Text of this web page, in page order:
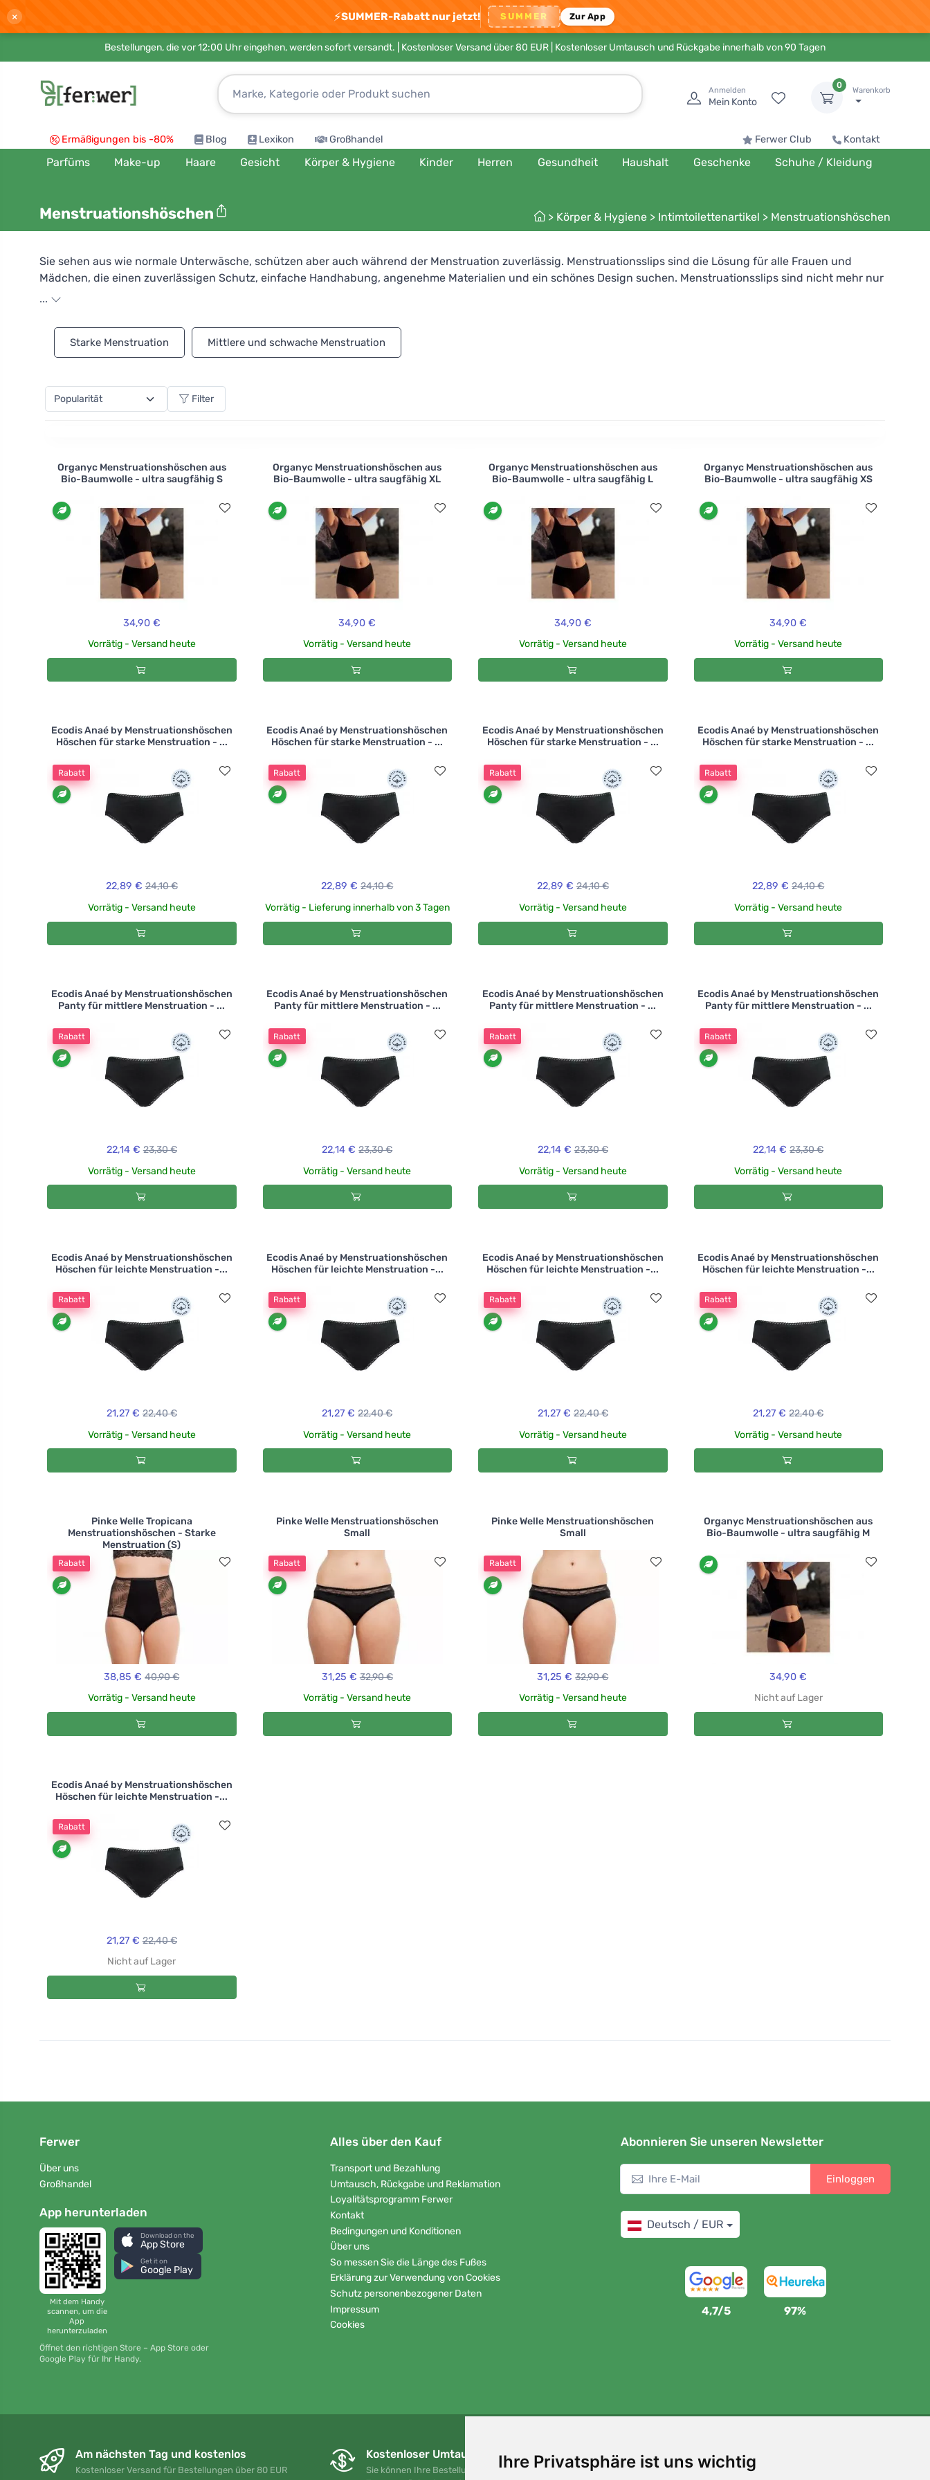
Ihre Privatsphäre ist uns wichtig
× ⚡SUMMER-Rabatt nur jetzt! SUMMER Zur App
Bestellungen, die vor 12:00 Uhr eingehen, werden sofort versandt. | Kostenloser Versand über 80 EUR | Kostenloser Umtausch und Rückgabe innerhalb von 90 Tagen
Anmelden
Mein Konto
0
Warenkorb
Ermäßigungen bis -80% Blog Lexikon Großhandel Ferwer Club Kontakt
Parfüms Make-up Haare Gesicht Körper & Hygiene Kinder Herren Gesundheit Haushalt Geschenke Schuhe / Kleidung
> Körper & Hygiene > Intimtoilettenartikel > Menstruationshöschen
Menstruationshöschen
Sie sehen aus wie normale Unterwäsche, schützen aber auch während der Menstruation zuverlässig. Menstruationsslips sind die Lösung für alle Frauen und
Mädchen, die einen zuverlässigen Schutz, einfache Handhabung, angenehme Materialien und ein schönes Design suchen. Menstruationsslips sind nicht mehr nur
schwarze Slips mit hoher Taille. Bei Ferwer finden Sie eine breite Palette von Schnitten und Farben. Sie können zum Beispiel zwischen roten Höschen,
dem Gebrauch waschen Sie sie mit der Hand in kaltem Wasser, dann geben Sie sie in eine normale Waschmaschine und lassen sie frei trocknen.
...
Starke Menstruation Mittlere und schwache Menstruation
Filter
Organyc Menstruationshöschen aus
Bio-Baumwolle - ultra saugfähig S
34,90 €
Vorrätig - Versand heute
Organyc Menstruationshöschen aus
Bio-Baumwolle - ultra saugfähig XL
34,90 €
Vorrätig - Versand heute
Organyc Menstruationshöschen aus
Bio-Baumwolle - ultra saugfähig L
34,90 €
Vorrätig - Versand heute
Organyc Menstruationshöschen aus
Bio-Baumwolle - ultra saugfähig XS
34,90 €
Vorrätig - Versand heute
Ecodis Anaé by Menstruationshöschen
Höschen für starke Menstruation - ...
Rabatt
22,89 € 24,10 €
Vorrätig - Versand heute
Ecodis Anaé by Menstruationshöschen
Höschen für starke Menstruation - ...
Rabatt
22,89 € 24,10 €
Vorrätig - Lieferung innerhalb von 3 Tagen
Ecodis Anaé by Menstruationshöschen
Höschen für starke Menstruation - ...
Rabatt
22,89 € 24,10 €
Vorrätig - Versand heute
Ecodis Anaé by Menstruationshöschen
Höschen für starke Menstruation - ...
Rabatt
22,89 € 24,10 €
Vorrätig - Versand heute
Ecodis Anaé by Menstruationshöschen
Panty für mittlere Menstruation - ...
Rabatt
22,14 € 23,30 €
Vorrätig - Versand heute
Ecodis Anaé by Menstruationshöschen
Panty für mittlere Menstruation - ...
Rabatt
22,14 € 23,30 €
Vorrätig - Versand heute
Ecodis Anaé by Menstruationshöschen
Panty für mittlere Menstruation - ...
Rabatt
22,14 € 23,30 €
Vorrätig - Versand heute
Ecodis Anaé by Menstruationshöschen
Panty für mittlere Menstruation - ...
Rabatt
22,14 € 23,30 €
Vorrätig - Versand heute
Ecodis Anaé by Menstruationshöschen
Höschen für leichte Menstruation -...
Rabatt
21,27 € 22,40 €
Vorrätig - Versand heute
Ecodis Anaé by Menstruationshöschen
Höschen für leichte Menstruation -...
Rabatt
21,27 € 22,40 €
Vorrätig - Versand heute
Ecodis Anaé by Menstruationshöschen
Höschen für leichte Menstruation -...
Rabatt
21,27 € 22,40 €
Vorrätig - Versand heute
Ecodis Anaé by Menstruationshöschen
Höschen für leichte Menstruation -...
Rabatt
21,27 € 22,40 €
Vorrätig - Versand heute
Pinke Welle Tropicana
Menstruationshöschen - Starke
Menstruation (S)
Rabatt
38,85 € 40,90 €
Vorrätig - Versand heute
Pinke Welle Menstruationshöschen
Small
Rabatt
31,25 € 32,90 €
Vorrätig - Versand heute
Pinke Welle Menstruationshöschen
Small
Rabatt
31,25 € 32,90 €
Vorrätig - Versand heute
Organyc Menstruationshöschen aus
Bio-Baumwolle - ultra saugfähig M
34,90 €
Nicht auf Lager
Ecodis Anaé by Menstruationshöschen
Höschen für leichte Menstruation -...
Rabatt
21,27 € 22,40 €
Nicht auf Lager
Ferwer
Über uns
Großhandel
App herunterladen
Mit dem Handy
scannen, um die
App
herunterzuladen
Download on the
App Store
Get it on
Google Play
Öffnet den richtigen Store – App Store oder
Google Play für Ihr Handy.
Alles über den Kauf
Transport und Bezahlung
Umtausch, Rückgabe und Reklamation
Loyalitätsprogramm Ferwer
Kontakt
Bedingungen und Konditionen
Über uns
So messen Sie die Länge des Fußes
Erklärung zur Verwendung von Cookies
Schutz personenbezogener Daten
Impressum
Cookies
Abonnieren Sie unseren Newsletter
Einloggen
Deutsch / EUR
4,7/5 97%
Am nächsten Tag und kostenlos
Kostenloser Versand für Bestellungen über 80 EUR
Kostenloser Umtausch und Rückgabe
Sie können Ihre Bestellung jederzeit innerhalb von 90
Wir unterstützen Trees.org
Für jede Bestellung pflanzen wir einen Baum! Mehr